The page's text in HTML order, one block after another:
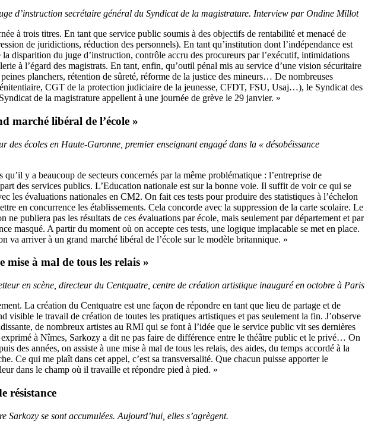
d’instruction secrétaire général du Syndicat de la magistrature. Interview par Ondine Millot
à trois titres. En tant que service public soumis à des objectifs de rentabilité et menacé de
de juridictions, réduction des personnels). En tant qu’institution dont l’indépendance est
la disparition du juge d’instruction, contrôle accru des procureurs par l’exécutif, intimidations
à l’égard des magistrats. En tant, enfin, qu’outil pénal mis au service d’une vision sécuritaire
planchers, rétention de sûreté, réforme de la justice des mineurs… De nombreuses
CGT de la protection judiciaire de la jeunesse, CFDT, FSU, Usaj…), le Syndicat des
de la magistrature appellent à une journée de grève le 29 janvier. »
marché libéral de l’école »
des écoles en Haute-Garonne, premier enseignant engagé dans la « désobéissance
qu’il y a beaucoup de secteurs concernés par la même problématique : l’entreprise de
des services publics. L’Education nationale est sur la bonne voie. Il suffit de voir ce qui se
les évaluations nationales en CM2. On fait ces tests pour produire des statistiques à l’échelon
en concurrence les établissements. Cela concorde avec la suppression de la carte scolaire. Le
ne publiera pas les résultats de ces évaluations par école, mais seulement par département et par
masqué. A partir du moment où on accepte ces tests, une logique implacable se met en place.
va arriver à un grand marché libéral de l’école sur le modèle britannique. »
mise à mal de tous les relais »
en scène, directeur du Centquatre, centre de création artistique inauguré en octobre à Paris
La création du Centquatre est une façon de répondre en tant que lieu de partage et de
visible le travail de création de toutes les pratiques artistiques et pas seulement la fin. J’observe
de nombreux artistes au RMI qui se font à l’idée que le service public vit ses dernières
exprimé à Nîmes, Sarkozy a dit ne pas faire de différence entre le théâtre public et le privé… On
des années, on assiste à une mise à mal de tous les relais, des aides, du temps accordé à la
Ce qui me plaît dans cet appel, c’est sa transversalité. Que chacun puisse apporter le
dans le champ où il travaille et répondre pied à pied. »
résistance
Sarkozy se sont accumulées. Aujourd’hui, elles s’agrègent.